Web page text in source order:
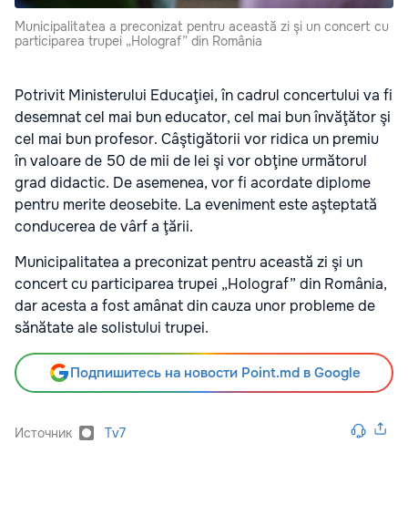
Municipalitatea a preconizat pentru această zi şi un concert cu
participarea trupei „Holograf” din România
Potrivit Ministerului Educaţiei, în cadrul concertului va fi
desemnat cel mai bun educator, cel mai bun învăţător şi
cel mai bun profesor. Câştigătorii vor ridica un premiu
în valoare de 50 de mii de lei şi vor obţine următorul
grad didactic. De asemenea, vor fi acordate diplome
pentru merite deosebite. La eveniment este aşteptată
conducerea de vârf a ţării.
Municipalitatea a preconizat pentru această zi şi un
concert cu participarea trupei „Holograf” din România,
dar acesta a fost amânat din cauza unor probleme de
sănătate ale solistului trupei.
Подпишитесь на новости Point.md в Google
Источник Tv7